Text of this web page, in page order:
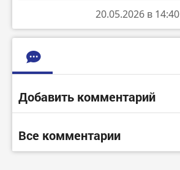
20.05.2026 в 14:40
Добавить комментарий
Все комментарии